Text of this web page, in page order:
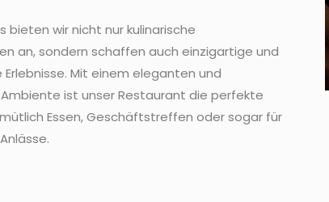
bieten wir nicht nur kulinarische
an, sondern schaffen auch einzigartige und
Erlebnisse. Mit einem eleganten und
ist unser Restaurant die perfekte
Essen, Geschäftstreffen oder sogar für